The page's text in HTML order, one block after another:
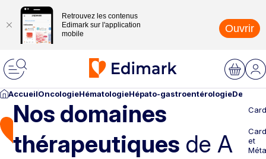
Retrouvez les contenus
Edimark sur l'application
mobile
Ouvrir
AccueilOncologieHématologieHépato-gastroentérologie
Nos domaines
thérapeutiques de A
et